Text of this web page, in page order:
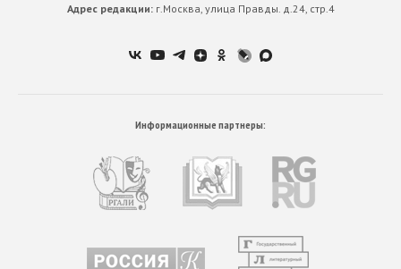
Адрес редакции:г.Москва, улица Правды. д.24, стр.4
Информационные партнеры: